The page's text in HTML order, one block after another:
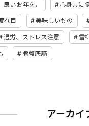
いお年を， 心身共に
れ目 美味しいもの
過労、ストレス注意 雪
骨盤底筋
アーカイ